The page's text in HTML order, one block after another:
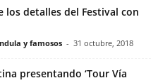
los detalles del Festival con
y famosos - 31 octubre, 2018
presentando ‘Tour Vía